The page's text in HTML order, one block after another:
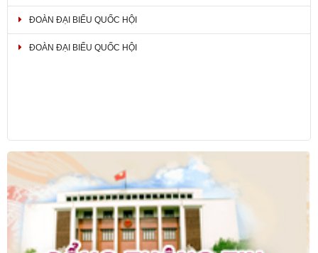
ĐOÀN ĐẠI BIỂU QUỐC HỘI
ĐOÀN ĐẠI BIỂU QUỐC HỘI